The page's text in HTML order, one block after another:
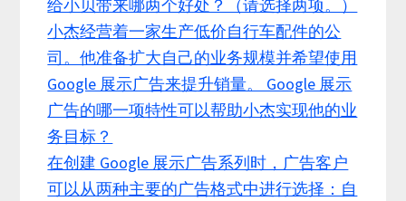
给小贝带来哪两个好处？（请选择两项。）
小杰经营着一家生产低价自行车配件的公
司。他准备扩大自己的业务规模并希望使用
Google 展示广告来提升销量。 Google 展示
广告的哪一项特性可以帮助小杰实现他的业
务目标？
在创建 Google 展示广告系列时，广告客户
可以从两种主要的广告格式中进行选择：自